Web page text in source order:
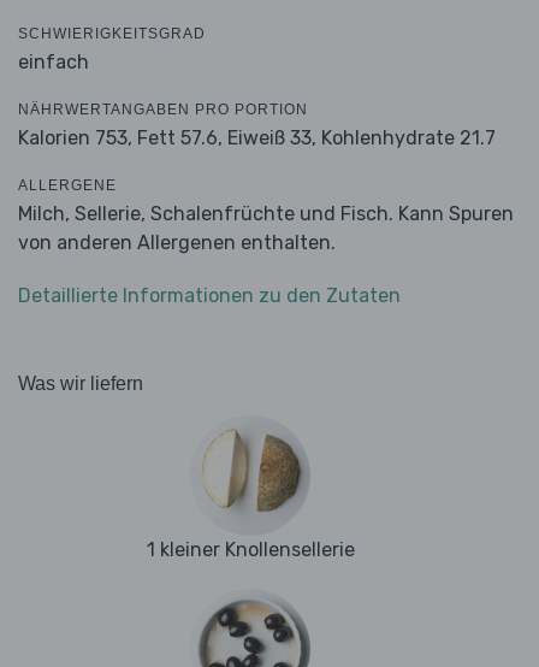
SCHWIERIGKEITSGRAD
einfach
NÄHRWERTANGABEN PRO PORTION
Kalorien 753, Fett 57.6, Eiweiß 33, Kohlenhydrate 21.7
ALLERGENE
Milch, Sellerie, Schalenfrüchte und Fisch. Kann Spuren
von anderen Allergenen enthalten.
Detaillierte Informationen zu den Zutaten
Was wir liefern
1 kleiner Knollensellerie